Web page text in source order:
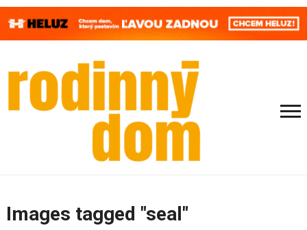
Images tagged "seal"